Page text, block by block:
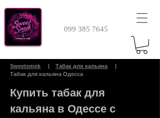
099 385 7645
Sweetsmok | Табак для кальяна |
Табак для кальяна Одесса
Купить табак для
кальяна в Одессе с